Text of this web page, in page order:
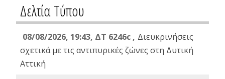
Δελτία Τύπου
08/08/2026, 19:43, ΔT 6246c , Διευκρινήσεις
σχετικά με τις αντιπυρικές ζώνες στη Δυτική
Αττική